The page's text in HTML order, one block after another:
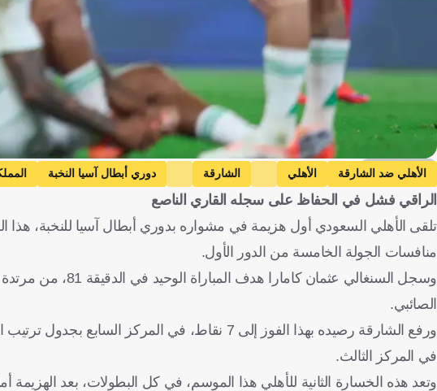
Getty Images
الأهلي ضد الشارقة الأهلي الشارقة دوري أبطال آسيا النخبة
الراقي فشل في الحفاظ على سجله القاري الناصع
منافسات الجولة الخامسة من الدور الأول.
وسجل السنغالي
الصائبي.
في المركز الثالث.
وتعد هذه الخسارة الثانية للأهلي هذا الموسم، في كل البطولات، بعد الهزيمة